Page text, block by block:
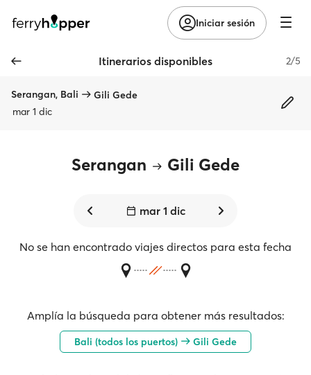
Iniciar sesión
Itinerarios disponibles 2/5
Serangan, Bali
Gili Gede
mar 1 dic
Serangan Gili Gede
mar 1 dic
No se han encontrado viajes directos para esta fecha
Amplía la búsqueda para obtener más resultados:
Bali (todos los puertos) Gili Gede